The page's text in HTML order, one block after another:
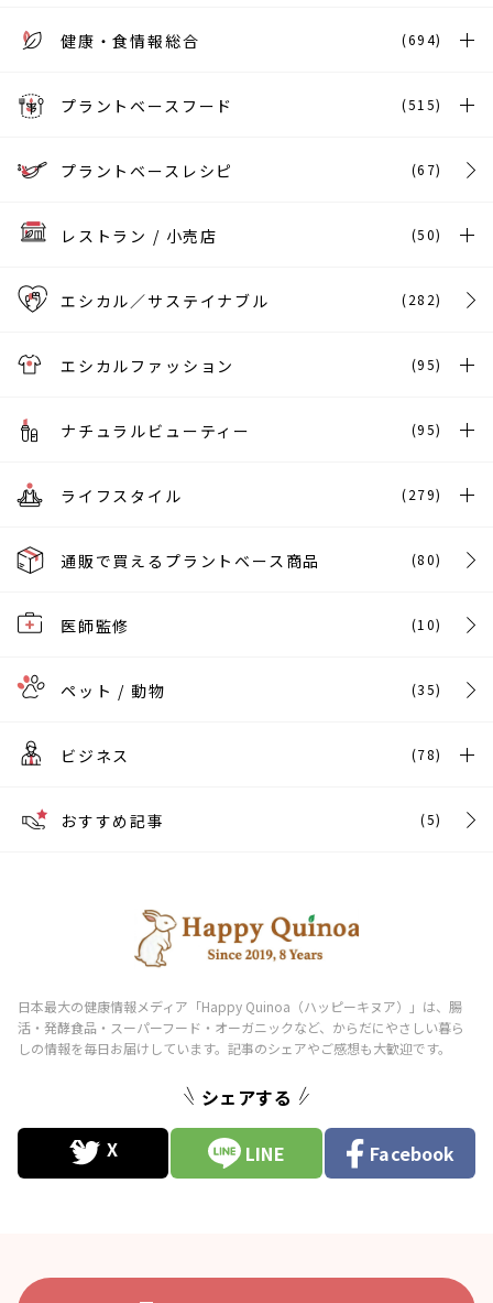
健康・食情報総合 (694)
プラントベースフード (515)
プラントベースレシピ (67)
レストラン / 小売店 (50)
エシカル／サステイナブル (282)
エシカルファッション (95)
ナチュラルビューティー (95)
ライフスタイル (279)
通販で買えるプラントベース商品 (80)
医師監修 (10)
ペット / 動物 (35)
ビジネス (78)
おすすめ記事 (5)
シェアする
LINE Facebook